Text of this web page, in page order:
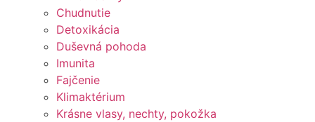
Chudnutie
Detoxikácia
Duševná pohoda
Imunita
Fajčenie
Klimaktérium
Krásne vlasy, nechty, pokožka